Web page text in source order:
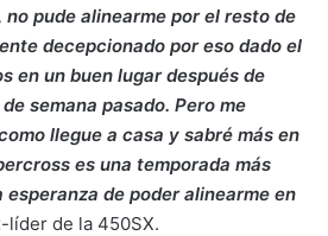
pude alinearme por el resto de
decepcionado por eso dado el
en un buen lugar después de
semana pasado. Pero me
llegue a casa y sabré más en
es una temporada más
de poder alinearme en
líder de la 450SX.